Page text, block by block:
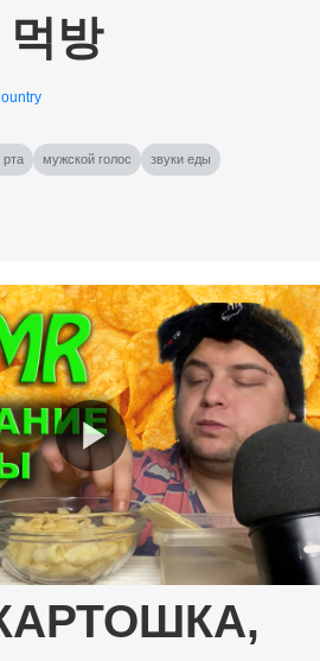
방
рта мужской голос звуки еды